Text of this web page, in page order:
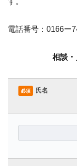
電話番号：0166ー
相談・
必須 氏名